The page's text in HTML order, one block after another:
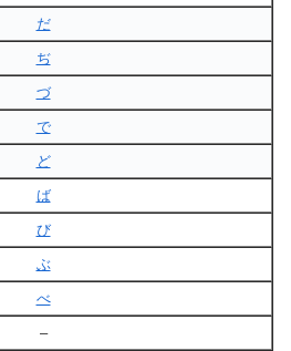
だ
ぢ
づ
で
ど
ば
び
ぶ
べ
–